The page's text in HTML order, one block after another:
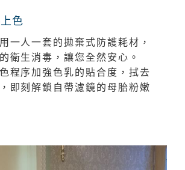
色
一人一套的拋棄式防護耗材，
衛生消毒，讓您全然安心。
程序加強色乳的貼合度，拭去
即刻解鎖自帶濾鏡的母胎粉嫩